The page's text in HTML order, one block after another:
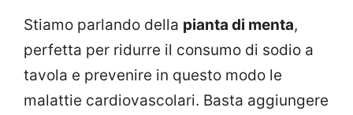
Stiamo parlando della pianta di menta,
perfetta per ridurre il consumo di sodio a
tavola e prevenire in questo modo le
malattie cardiovascolari. Basta aggiungere